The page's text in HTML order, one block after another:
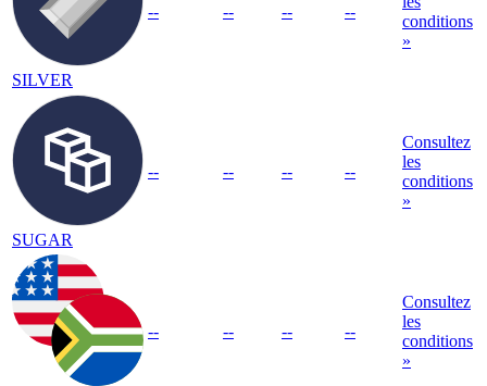
SILVER
-- -- -- --
conditions
»
SUGAR
-- -- -- --
Consultez
les
conditions
»
-- -- -- --
Consultez
les
conditions
»